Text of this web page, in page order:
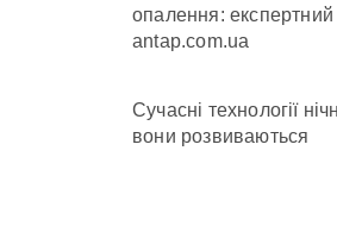
опалення: експертний
antap.com.ua
Сучасні технології
вони розвиваються